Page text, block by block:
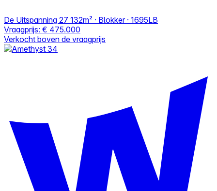
De Uitspanning 27 132m² · Blokker · 1695LB
Vraagprijs: € 475.000
Verkocht boven de vraagprijs